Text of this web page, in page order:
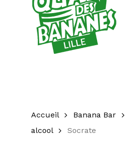
Accueil Banana Bar
alcool
Socrate